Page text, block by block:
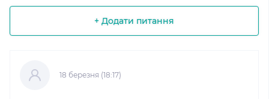
+ Додати питання
18 березня (18:17)